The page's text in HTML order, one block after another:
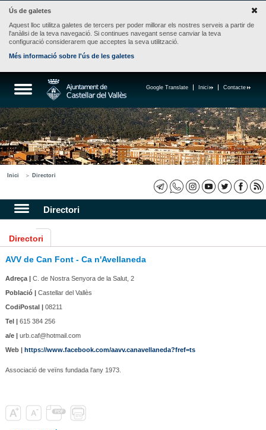
Ús de galetes
Aquest lloc utilitza galetes de tercers per poder millorar els nostres serveis a partir de
l'anàlisi de la teva navegació. Si continues navegant sense canviar la teva
configuració considerarem que acceptes la seva utilització.
Més informació sobre l'ús de les galetes
Contacte
Inici
Google Translate
Inici Directori
Directori
Directori
AVV de Can Font - Ca n'Avellaneda
Adreça |C. de Nostra Senyora de la Salut, 2
Població |Castellar del Vallès
CodiPostal |08211
Tel |615 384 256
a/e |urb.caf@hotmail.com
Web | https://www.facebook.com/aavv.canavellaneda?fref=ts
Associació de veïns fundada l'any 1973.